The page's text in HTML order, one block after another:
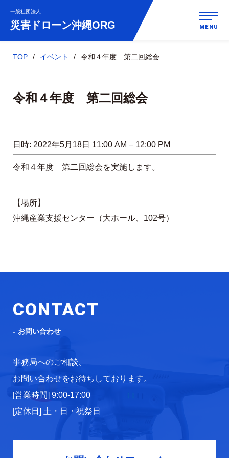
一般社団法人
災害ドローン沖縄ORG MENU
TOP イベント 令和４年度 第二回総会
令和４年度 第二回総会
日時: 2022年5月18日 11:00 AM – 12:00 PM
令和４年度 第二回総会を実施します。
【場所】
沖縄産業支援センター（大ホール、102号）
CONTACT
お問い合わせ
事務局へのご相談、
お問い合わせをお待ちしております。
[営業時間] 9:00-17:00
[定休日] 土・日・祝祭日